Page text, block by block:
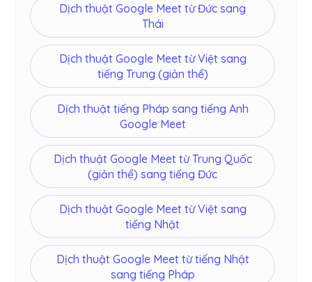
Dịch thuật Google Meet từ Đức sang
Thái
Dịch thuật Google Meet từ Việt sang
tiếng Trung (giản thể)
Dịch thuật tiếng Pháp sang tiếng Anh
Google Meet
Dịch thuật Google Meet từ Trung Quốc
(giản thể) sang tiếng Đức
Dịch thuật Google Meet từ Việt sang
tiếng Nhật
Dịch thuật Google Meet từ tiếng Nhật
sang tiếng Pháp